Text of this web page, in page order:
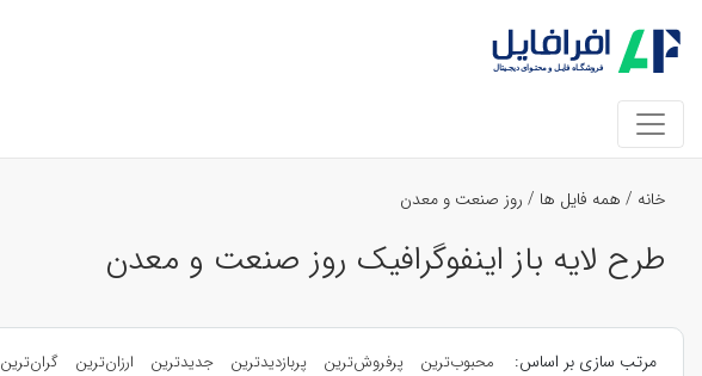
خانه / همه فایل ها / روز صنعت و معدن
طرح لایه باز اینفوگرافیک روز صنعت و معدن
مرتب سازی بر اساس: محبوب‌ترین پرفروش‌ترین پربازدیدترین جدیدترین ارزان‌ترین گران‌ترین